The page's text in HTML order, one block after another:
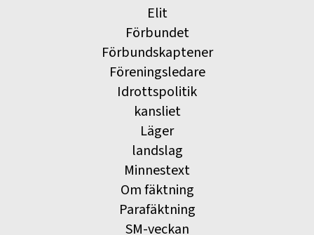
Elit
Förbundet
Förbundskaptener
Föreningsledare
Idrottspolitik
kansliet
Läger
landslag
Minnestext
Om fäktning
Parafäktning
SM-veckan